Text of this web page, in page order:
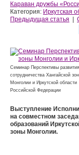
Караван дружбы
Категория: Иркутская
Предыдущая статья
Семинар Перспективы развития
сотрудничества Хангайской
Монголии и Иркутской области
Российской Федерации
Выступление
на совместном
образований
зоны Монголии.